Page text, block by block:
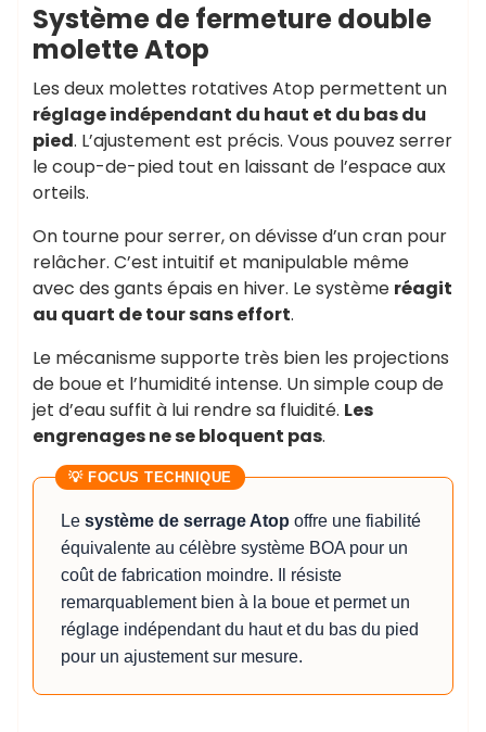
Système de fermeture double
molette Atop
Les deux molettes rotatives Atop permettent un
réglage indépendant du haut et du bas du
pied. L’ajustement est précis. Vous pouvez serrer
le coup-de-pied tout en laissant de l’espace aux
orteils.
On tourne pour serrer, on dévisse d’un cran pour
relâcher. C’est intuitif et manipulable même
avec des gants épais en hiver. Le système réagit
au quart de tour sans effort.
Le mécanisme supporte très bien les projections
de boue et l’humidité intense. Un simple coup de
jet d’eau suffit à lui rendre sa fluidité. Les
engrenages ne se bloquent pas.
💡 FOCUS TECHNIQUE
Le système de serrage Atop offre une fiabilité
équivalente au célèbre système BOA pour un
coût de fabrication moindre. Il résiste
remarquablement bien à la boue et permet un
réglage indépendant du haut et du bas du pied
pour un ajustement sur mesure.